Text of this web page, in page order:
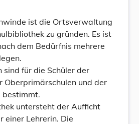
ist die Ortsverwaltung
zu gründen. Es ist
dem Bedürfnis mehrere
sind für die Schüler der
Oberprimärschulen und der
bestimmt.
untersteht der Aufficht
einer Lehrerin. Die